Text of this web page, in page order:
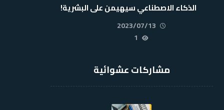
الذكاء الاصطناعي سيهيمن على البشرية!
2023/07/13
1
مشاركات عشوائية